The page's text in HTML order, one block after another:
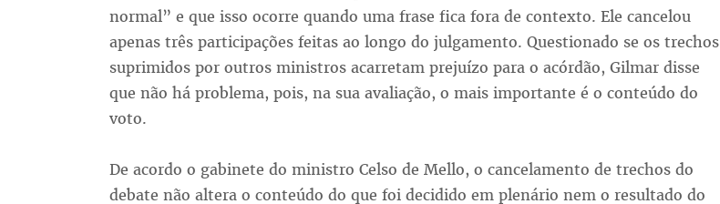
normal” e que isso ocorre quando uma frase fica fora de contexto. Ele cancelou
apenas três participações feitas ao longo do julgamento. Questionado se os trechos
suprimidos por outros ministros acarretam prejuízo para o acórdão, Gilmar disse
que não há problema, pois, na sua avaliação, o mais importante é o conteúdo do
voto.
De acordo o gabinete do ministro Celso de Mello, o cancelamento de trechos do
debate não altera o conteúdo do que foi decidido em plenário nem o resultado do